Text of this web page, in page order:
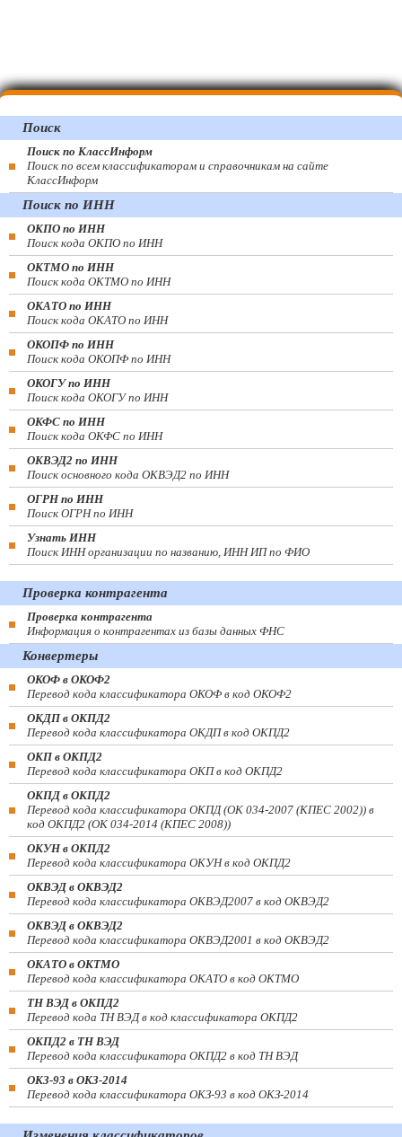
Поиск
Поиск по КлассИнформ
Поиск по всем классификаторам и справочникам на сайте
КлассИнформ
Поиск по ИНН
ОКПО по ИНН
Поиск кода ОКПО по ИНН
ОКТМО по ИНН
Поиск кода ОКТМО по ИНН
ОКАТО по ИНН
Поиск кода ОКАТО по ИНН
ОКОПФ по ИНН
Поиск кода ОКОПФ по ИНН
ОКОГУ по ИНН
Поиск кода ОКОГУ по ИНН
ОКФС по ИНН
Поиск кода ОКФС по ИНН
ОКВЭД2 по ИНН
Поиск основного кода ОКВЭД2 по ИНН
ОГРН по ИНН
Поиск ОГРН по ИНН
Узнать ИНН
Поиск ИНН организации по названию, ИНН ИП по ФИО
Проверка контрагента
Проверка контрагента
Информация о контрагентах из базы данных ФНС
Конвертеры
ОКОФ в ОКОФ2
Перевод кода классификатора ОКОФ в код ОКОФ2
ОКДП в ОКПД2
Перевод кода классификатора ОКДП в код ОКПД2
ОКП в ОКПД2
Перевод кода классификатора ОКП в код ОКПД2
ОКПД в ОКПД2
Перевод кода классификатора ОКПД (ОК 034-2007 (КПЕС 2002)) в
код ОКПД2 (ОК 034-2014 (КПЕС 2008))
ОКУН в ОКПД2
Перевод кода классификатора ОКУН в код ОКПД2
ОКВЭД в ОКВЭД2
Перевод кода классификатора ОКВЭД2007 в код ОКВЭД2
ОКВЭД в ОКВЭД2
Перевод кода классификатора ОКВЭД2001 в код ОКВЭД2
ОКАТО в ОКТМО
Перевод кода классификатора ОКАТО в код ОКТМО
ТН ВЭД в ОКПД2
Перевод кода ТН ВЭД в код классификатора ОКПД2
ОКПД2 в ТН ВЭД
Перевод кода классификатора ОКПД2 в код ТН ВЭД
ОКЗ-93 в ОКЗ-2014
Перевод кода классификатора ОКЗ-93 в код ОКЗ-2014